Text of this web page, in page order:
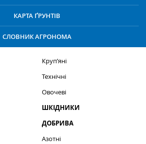
КАРТА ҐРУНТІВ
СЛОВНИК АГРОНОМА
Круп’яні
Технічні
Овочеві
ШКІДНИКИ
ДОБРИВА
Азотні